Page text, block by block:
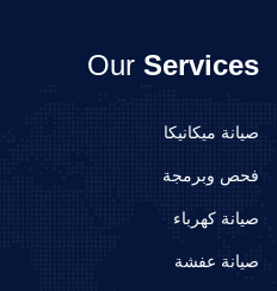
Our Services
صيانة ميكانيكا
فحص وبرمجة
صيانة كهرباء
صيانة عفشة